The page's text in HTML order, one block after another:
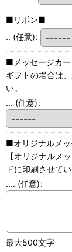
■リボン■
.. (任意):
■メッセージカ
ギフトの場合は
い。
... (任意):
■オリジナルメ
【オリジナルメ
ドに印刷させて
.... (任意):
最大500文字